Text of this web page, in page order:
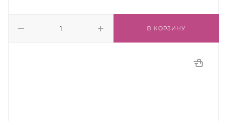
В КОРЗИНУ